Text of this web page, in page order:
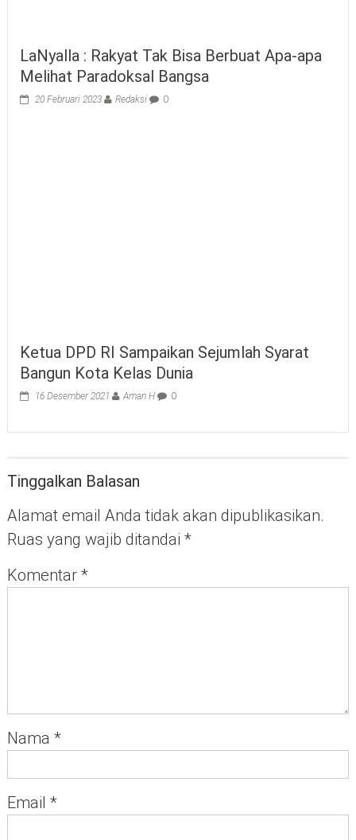
LaNyalla : Rakyat Tak Bisa Berbuat Apa-apa
Melihat Paradoksal Bangsa
20 Februari 2023 Redaksi 0
Ketua DPD RI Sampaikan Sejumlah Syarat
Bangun Kota Kelas Dunia
16 Desember 2021 Aman H 0
Tinggalkan Balasan
Alamat email Anda tidak akan dipublikasikan.
Ruas yang wajib ditandai *
Komentar *
Nama *
Email *